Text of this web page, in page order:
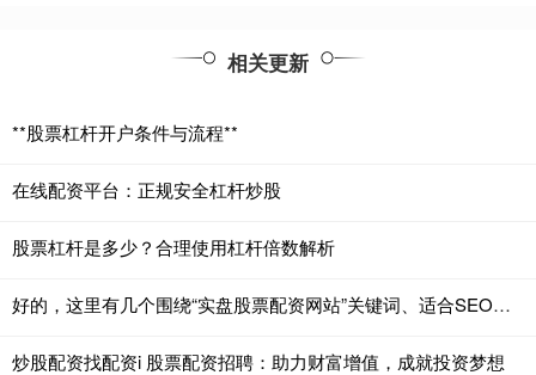
相关更新
**股票杠杆开户条件与流程**
在线配资平台：正规安全杠杆炒股
股票杠杆是多少？合理使用杠杆倍数解析
好的，这里有几个围绕“实盘股票配资网站”关键词、适合SEO收录的标题，供您选择：
炒股配资找配资i 股票配资招聘：助力财富增值，成就投资梦想